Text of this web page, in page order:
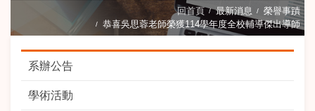
回首頁 最新消息
榮譽事蹟
恭喜吳思蓉老師榮獲114學年度全校輔導傑出導師
系辦公告
學術活動